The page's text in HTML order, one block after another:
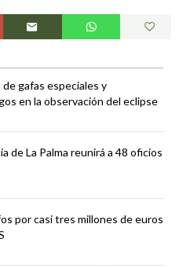
gafas especiales y
en la observación del eclipse
de La Palma reunirá a 48 oficios
por casi tres millones de euros